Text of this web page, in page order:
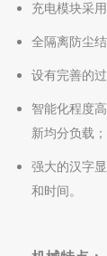
充电模块采用
全隔离防尘
设有完善的
智能化程度
新均分负载；
强大的汉字
和时间。